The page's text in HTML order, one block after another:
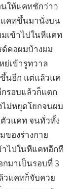
นให้แคทชักว่าว
แคทขึ้นมานั่งบน
เข้าไปในหีแคท
คอผมบ้างผม
ย่เข้ารูทวาล
ขึ้นอีก แต่แล้วแค
รอบแล้วก็แตก
ม่หยุดโยกจนผม
วแคท จนทั่วทั้ง
ของร่างกาย
ไปในหีแคทอีกที
มาเป็นรอบที่ 3
วแคทก็จับควย